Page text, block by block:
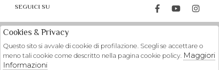
SEGUICI SU
Cookies & Privacy
Questo sito si avvale di cookie di profilazione. Scegli se accettare o
meno tali cookie come descritto nella pagina cookie policy. Maggiori
Informazioni